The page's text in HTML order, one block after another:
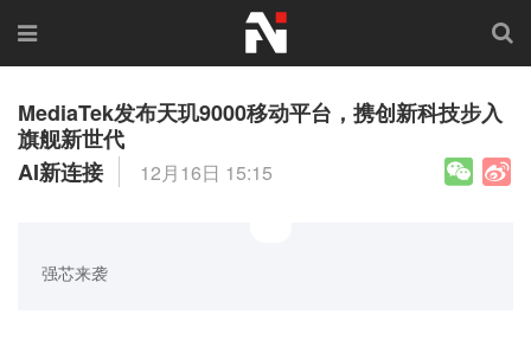
MediaTek发布天玑9000移动平台，携创新科技步入
旗舰新世代
AI新连接
12月16日 15:15
强芯来袭